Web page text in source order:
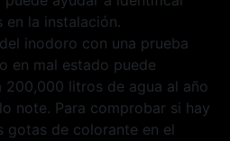
la instalación.
inodoro con una prueba
en mal estado puede
200,000 litros de agua al año
note. Para comprobar si hay
gotas de colorante en el